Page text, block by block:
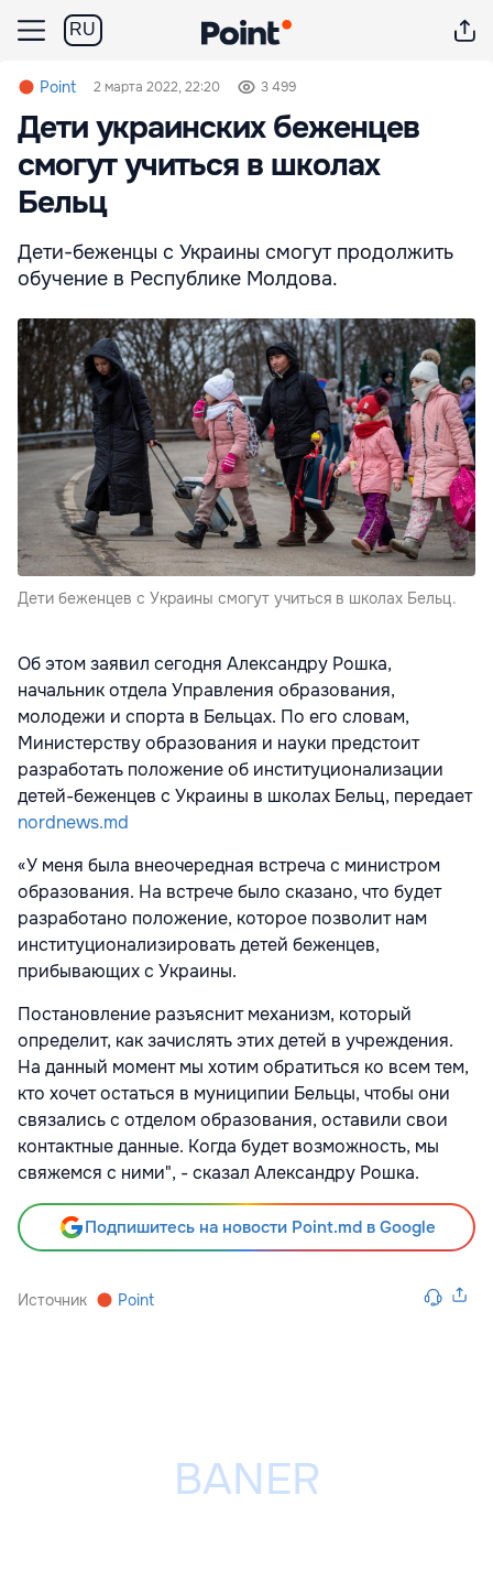
RU
Point 2 марта 2022, 22:20 3 499
Дети украинских беженцев
смогут учиться в школах
Бельц
Дети-беженцы с Украины смогут продолжить
обучение в Республике Молдова.
Дети беженцев с Украины смогут учиться в школах Бельц.
Об этом заявил сегодня Александру Рошка,
начальник отдела Управления образования,
молодежи и спорта в Бельцах. По его словам,
Министерству образования и науки предстоит
разработать положение об институционализации
детей-беженцев с Украины в школах Бельц, передает
nordnews.md
«У меня была внеочередная встреча с министром
образования. На встрече было сказано, что будет
разработано положение, которое позволит нам
институционализировать детей беженцев,
прибывающих с Украины.
Постановление разъяснит механизм, который
определит, как зачислять этих детей в учреждения.
На данный момент мы хотим обратиться ко всем тем,
кто хочет остаться в муниципии Бельцы, чтобы они
связались с отделом образования, оставили свои
контактные данные. Когда будет возможность, мы
свяжемся с ними", - сказал Александру Рошка.
Подпишитесь на новости Point.md в Google
Источник Point